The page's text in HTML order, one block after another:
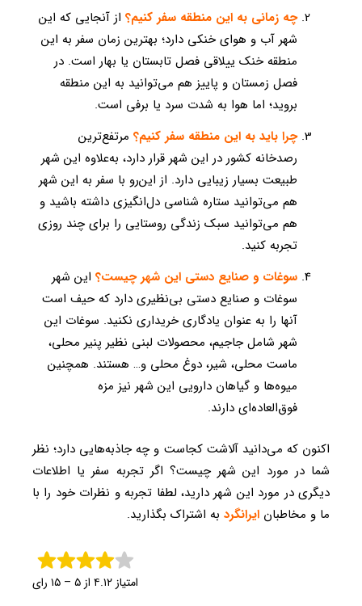
چه زمانی به این منطقه سفر کنیم؟ از آنجایی که این
شهر آب و هوای خنکی دارد؛ بهترین زمان سفر به این
منطقه خنک ییلاقی فصل تابستان یا بهار است. در
فصل زمستان و پاییز هم می‌توانید به این منطقه
بروید؛ اما هوا به شدت سرد یا برفی است.
چرا باید به این منطقه سفر کنیم؟ مرتفع‌ترین
رصدخانه کشور در این شهر قرار دارد، به‌علاوه این شهر
طبیعت بسیار زیبایی دارد. از این‌رو با سفر به این شهر
هم می‌توانید ستاره شناسی دل‌انگیزی داشته باشید و
هم می‌توانید سبک زندگی روستایی را برای چند روزی
تجربه کنید.
سوغات و صنایع دستی این شهر چیست؟ این شهر
سوغات و صنایع دستی بی‌نظیری دارد که حیف است
آنها را به عنوان یادگاری خریداری نکنید. سوغات این
شهر شامل جاجیم، محصولات لبنی نظیر پنیر محلی،
ماست محلی، شیر، دوغ محلی و… هستند. همچنین
میوه‌ها و گیاهان دارویی این شهر نیز مزه
فوق‌العاده‌ای دارند.
اکنون که می‎‌دانید آلاشت کجاست و چه جاذبه‌هایی دارد؛ نظر
شما در مورد این شهر چیست؟ اگر تجربه سفر یا اطلاعات
دیگری در مورد این شهر دارید، لطفا تجربه و نظرات خود را با
ما و مخاطبان ایرانگرد به اشتراک بگذارید.
امتیاز ۴.۱۲ از ۵ – ۱۵ رای